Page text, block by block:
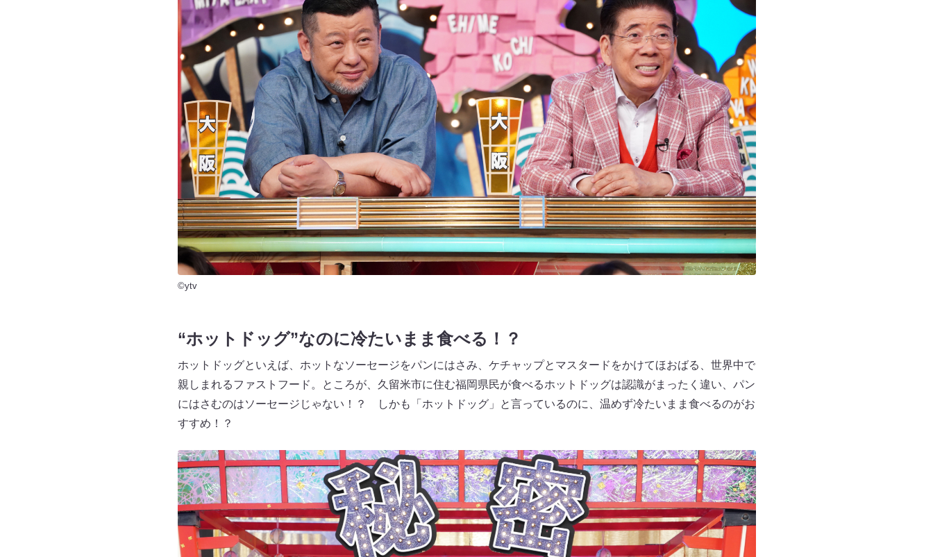
©ytv
“ホットドッグ”なのに冷たいまま食べる！？
ホットドッグといえば、ホットなソーセージをパンにはさみ、ケチャップとマスタードをかけてほおばる、世界中で
親しまれるファストフード。ところが、久留米市に住む福岡県民が食べるホットドッグは認識がまったく違い、パン
にはさむのはソーセージじゃない！？ しかも「ホットドッグ」と言っているのに、温めず冷たいまま食べるのがお
すすめ！？